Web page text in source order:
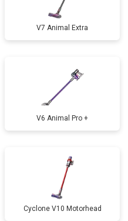
V7 Animal Extra
V6 Animal Pro +
Cyclone V10 Motorhead